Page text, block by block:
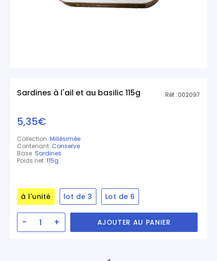
Sardines à l'ail et au basilic 115g Réf :002097
5,35€
Collection :Millésimée
Contenant :Conserve
Base :Sardines
Poids net :115g
à l'unité lot de 3 Lot de 6
- + AJOUTER AU PANIER